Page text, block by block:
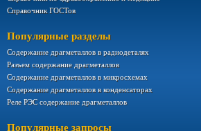
Справочник ГОСТов
Популярные разделы
Содержание драгметаллов в радиодеталях
Разъем содержание драгметаллов
Содержание драгметаллов в микросхемах
Содержание драгметаллов в конденсаторах
Реле РЭС содержание драгметаллов
Популярные запросы